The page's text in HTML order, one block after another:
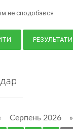
не сподобався
Серпень 2026 »